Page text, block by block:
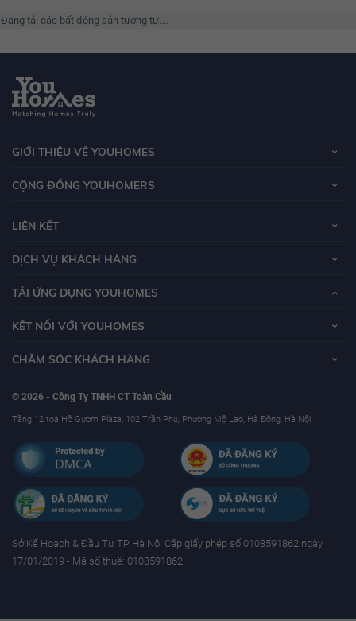
tải các bất động sản tương tự....
GIỚI THIỆU VỀ YOUHOMES
CỘNG ĐỒNG YOUHOMERS
LIÊN KẾT
DỊCH VỤ KHÁCH HÀNG
TẢI ỨNG DỤNG YOUHOMES
KẾT NỐI VỚI YOUHOMES
CHĂM SÓC KHÁCH HÀNG
© 2026 - Công Ty TNHH CT Toàn Cầu
Tầng 12 toà Hồ Gươm Plaza, 102 Trần Phú, Phường Mộ Lao, Hà Đông, Hà Nội
Sở Kế Hoạch & Ðầu Tư TP Hà Nội Cấp giấy phép số 0108591862 ngày
17/01/2019 - Mã số thuế: 0108591862